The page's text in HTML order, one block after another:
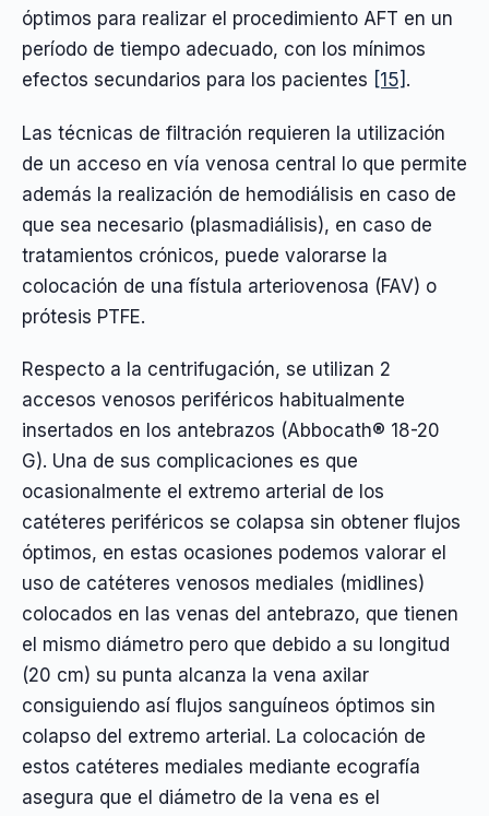
óptimos para realizar el procedimiento AFT en un
período de tiempo adecuado, con los mínimos
efectos secundarios para los pacientes [15] .
Las técnicas de filtración requieren la utilización
de un acceso en vía venosa central lo que permite
además la realización de hemodiálisis en caso de
que sea necesario (plasmadiálisis), en caso de
tratamientos crónicos, puede valorarse la
colocación de una fístula arteriovenosa (FAV) o
prótesis PTFE.
Respecto a la centrifugación, se utilizan 2
accesos venosos periféricos habitualmente
insertados en los antebrazos (Abbocath® 18-20
G). Una de sus complicaciones es que
ocasionalmente el extremo arterial de los
catéteres periféricos se colapsa sin obtener flujos
óptimos, en estas ocasiones podemos valorar el
uso de catéteres venosos mediales (midlines)
colocados en las venas del antebrazo, que tienen
el mismo diámetro pero que debido a su longitud
(20 cm) su punta alcanza la vena axilar
consiguiendo así flujos sanguíneos óptimos sin
colapso del extremo arterial. La colocación de
estos catéteres mediales mediante ecografía
asegura que el diámetro de la vena es el